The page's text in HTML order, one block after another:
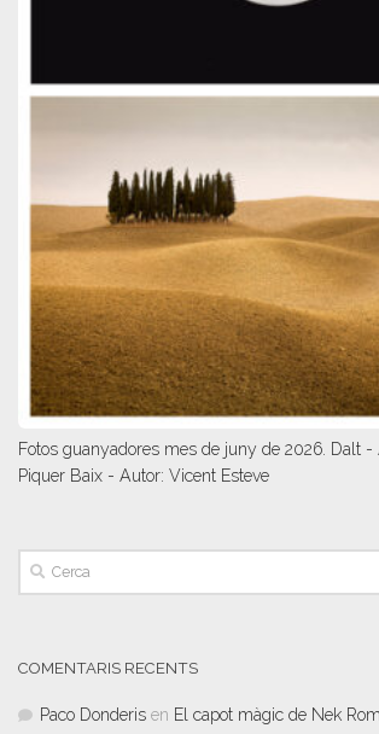
Fotos guanyadores mes de juny de 2026. Dalt -
Piquer Baix - Autor: Vicent Esteve
COMENTARIS RECENTS
Paco Donderis en El capot màgic de Nek